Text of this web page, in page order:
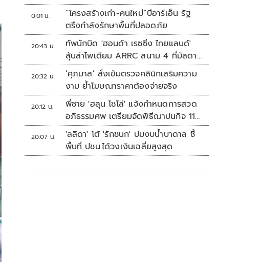
0:01 น.
“โครงสร้างเก่า-คนใหม่”บีอาร์เอ็น รัฐ
ตรึงกำลังรักษาพื้นที่ปลอดภัย
20:43 น.
ทัพนักบิด 'ฮอนด้า เรซซิ่ง ไทยแลนด์'
ลุ้นล่าโพเดียม ARRC สนาม 4 ที่มัลดาลิ
กา
20:32 น.
‘ศุภมาส’ สั่งเข้มตรวจคลินิกเสริมความ
งาม ย้ำโฆษณาราคาต้องจ่ายจริง
20:12 น.
พี่ชาย 'ฮลุน โซโล่' แจ้งกำหนดการสวด
อภิธรรมศพ เตรียมจัดพิธีฌาปนกิจ 11
ส.ค.
20:07 น.
'ลลิดา' โต้ 'รักชนก' ปมงบน้ำบาดาล ชี้
พื้นที่ ปชน.ได้วงเงินเฉลี่ยสูงสุด